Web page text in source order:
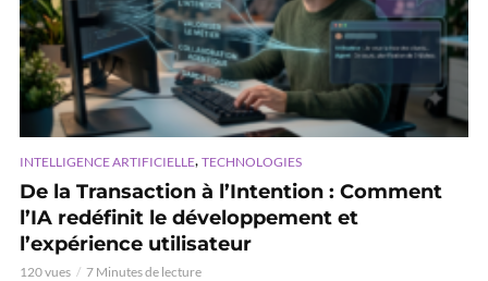
INTELLIGENCE ARTIFICIELLE, TECHNOLOGIES
De la Transaction à l’Intention : Comment
l’IA redéfinit le développement et
l’expérience utilisateur
120 vues 7 Minutes de lecture